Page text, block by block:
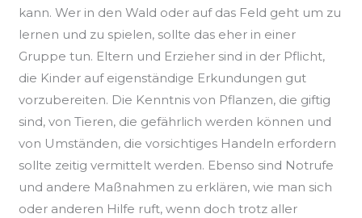
kann. Wer in den Wald oder auf das Feld geht um zu
lernen und zu spielen, sollte das eher in einer
Gruppe tun. Eltern und Erzieher sind in der Pflicht,
die Kinder auf eigenständige Erkundungen gut
vorzubereiten. Die Kenntnis von Pflanzen, die giftig
sind, von Tieren, die gefährlich werden können und
von Umständen, die vorsichtiges Handeln erfordern
sollte zeitig vermittelt werden. Ebenso sind Notrufe
und andere Maßnahmen zu erklären, wie man sich
oder anderen Hilfe ruft, wenn doch trotz aller